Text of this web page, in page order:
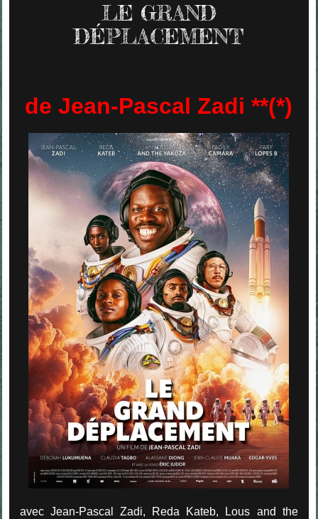
LE GRAND
DÉPLACEMENT
de Jean-Pascal Zadi **(*)
avec Jean-Pascal Zadi, Reda Kateb, Lous and the